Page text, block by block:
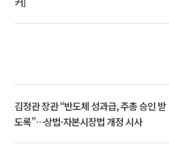
김정관 장관 “반도체 성과급, 주총 승인 받
도록”…상법·자본시장법 개정 시사